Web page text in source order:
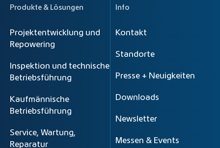
Produkte & Lösungen
Projektentwicklung und
Repowering
Inspektion und technische
Betriebsführung
Kaufmännische
Betriebsführung
Service, Wartung,
Reparatur
Info
Kontakt
Standorte
Presse + Neuigkeiten
Downloads
Newsletter
Messen & Events